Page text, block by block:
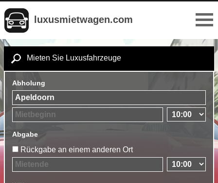
luxusmietwagen.com
Mieten Sie Luxusfahrzeuge
Abholung
Abgabe
Rückgabe an einem anderen Ort